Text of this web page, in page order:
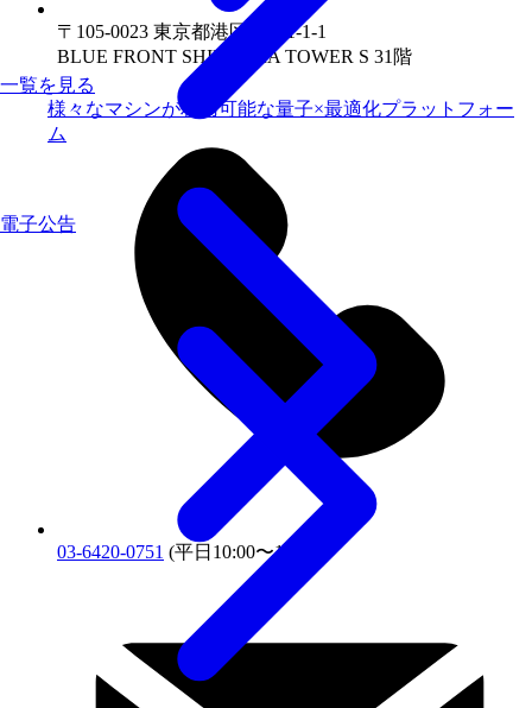
一覧を見る
様々なマシンが利用可能な量子×最適化プラットフォー
ム
電子公告
〒105-0023 東京都港区芝浦1-1-1
BLUE FRONT SHIBAURA TOWER S 31階
03-6420-0751 (平日10:00〜18:00)